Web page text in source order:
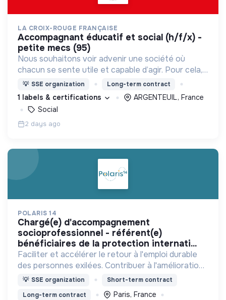
LA CROIX-ROUGE FRANÇAISE
accompagnant éducatif et social (h/f/x) -
petite mecs (95)
Nous souhaitons voir advenir une société où
chacun se sente utile et capable d’agir. Pour cela,
nous proposons des moyens et des lieux
d’engagement innovants et adaptés à tous.
💡 SSE organization Long-term contract
1 labels & certifications
ARGENTEUIL, France
Social
2 days ago
POLARIS 14
chargé(e) d'accompagnement
socioprofessionnel - référent(e)
bénéficiaires de la protection internati...
Faciliter et accélérer le retour à l'emploi durable
des personnes exilées. Contribuer à l'amélioration
de la santé mentale de notre public. Créer du lien
💡 SSE organization
Short-term contract
Long-term contract
Paris, France